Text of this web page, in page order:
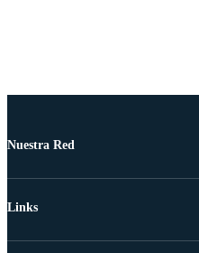
Nuestra Red
Links